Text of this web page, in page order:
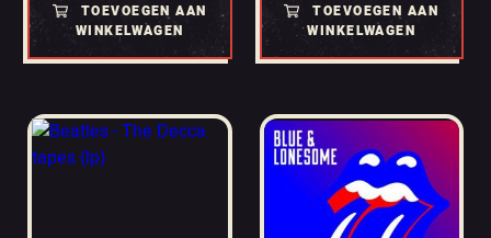
TOEVOEGEN AAN
WINKELWAGEN
TOEVOEGEN AAN
WINKELWAGEN